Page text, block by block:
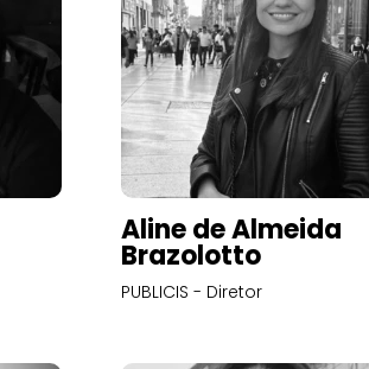
Aline de Almeida
Brazolotto
PUBLICIS - Diretor